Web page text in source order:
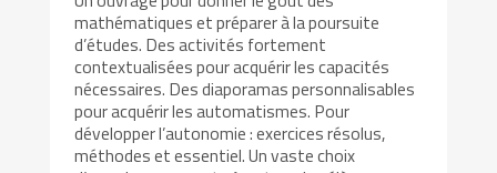
mathématiques et préparer à la poursuite
d’études. Des activités fortement
contextualisées pour acquérir les capacités
nécessaires. Des diaporamas personnalisables
pour acquérir les automatismes. Pour
développer l’autonomie : exercices résolus,
méthodes et essentiel. Un vaste choix